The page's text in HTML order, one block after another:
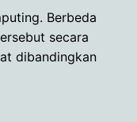
Berbeda
secara
dibandingkan